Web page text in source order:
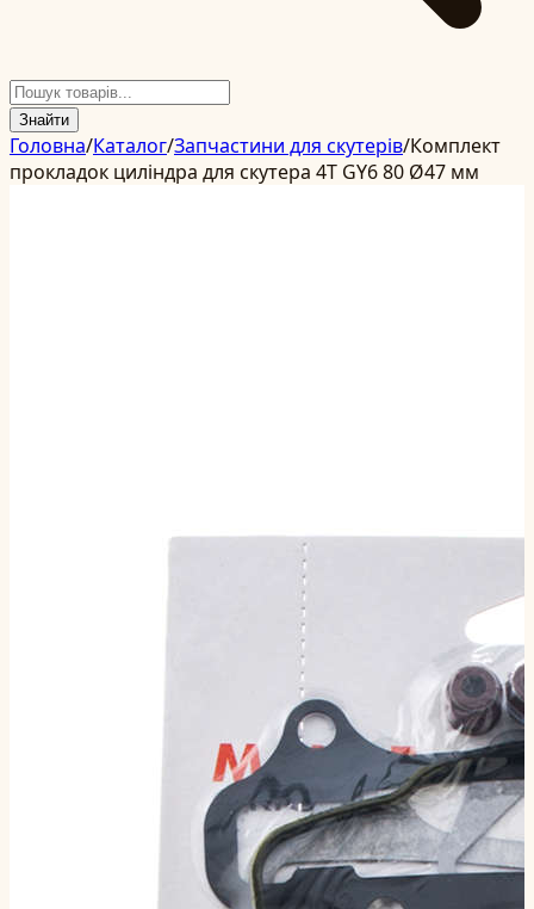
Знайти
Головна/Каталог/Запчастини для скутерів/Комплект
прокладок циліндра для скутера 4T GY6 80 Ø47 мм